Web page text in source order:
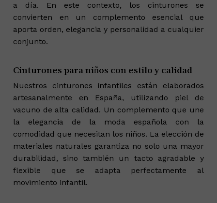
a día. En este contexto, los cinturones se
convierten en un complemento esencial que
aporta orden, elegancia y personalidad a cualquier
conjunto.
Cinturones para niños con estilo y calidad
Nuestros cinturones infantiles están elaborados
artesanalmente en España, utilizando piel de
vacuno de alta calidad. Un complemento que une
la elegancia de la moda española con la
comodidad que necesitan los niños. La elección de
materiales naturales garantiza no solo una mayor
durabilidad, sino también un tacto agradable y
flexible que se adapta perfectamente al
movimiento infantil.